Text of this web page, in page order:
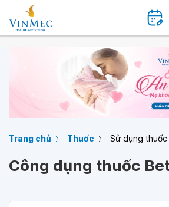
Trang chủ Thuốc Sử dụng thuốc
Công dụng thuốc